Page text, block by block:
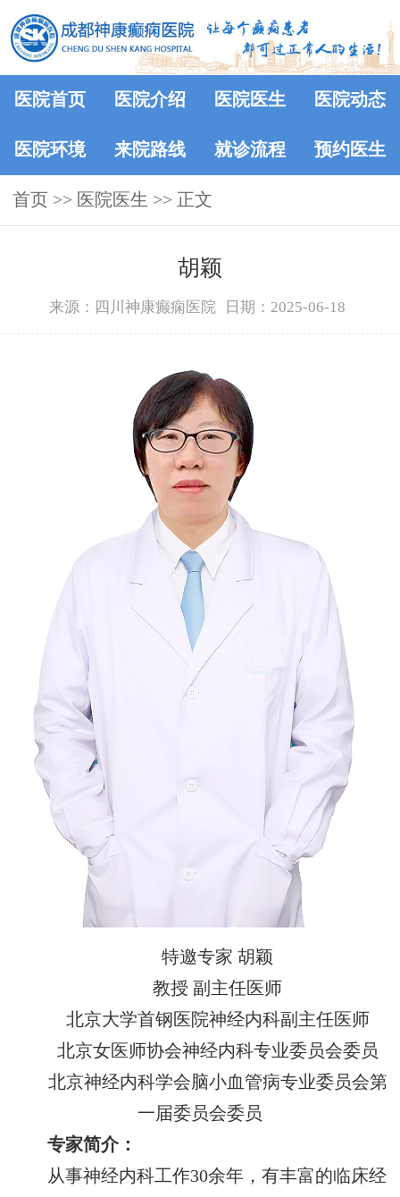
医院首页 医院介绍 医院医生 医院动态
医院环境 来院路线 就诊流程 预约医生
首页 >> 医院医生 >> 正文
胡颖
来源：四川神康癫痫医院 日期：2025-06-18
特邀专家 胡颖
教授 副主任医师
北京大学首钢医院神经内科副主任医师
北京女医师协会神经内科专业委员会委员
北京神经内科学会脑小血管病专业委员会第
一届委员会委员
专家简介：
从事神经内科工作30余年，有丰富的临床经